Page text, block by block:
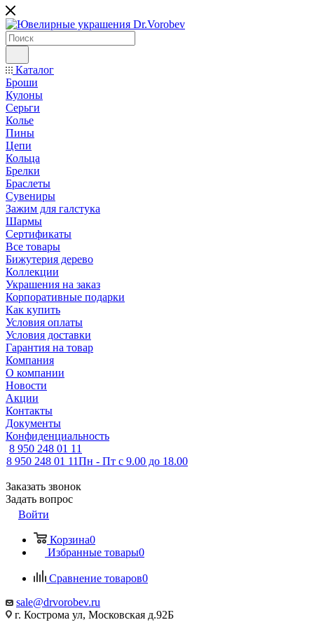
Каталог
Броши
Кулоны
Серьги
Колье
Пины
Цепи
Кольца
Брелки
Браслеты
Сувениры
Зажим для галстука
Шармы
Сертификаты
Все товары
Бижутерия дерево
Коллекции
Украшения на заказ
Корпоративные подарки
Как купить
Условия оплаты
Условия доставки
Гарантия на товар
Компания
О компании
Новости
Акции
Контакты
Документы
Конфиденциальность
8 950 248 01 11
8 950 248 01 11Пн - Пт с 9.00 до 18.00
Заказать звонок
Задать вопрос
Войти
Корзина0
Избранные товары0
Сравнение товаров0
sale@drvorobev.ru
г. Кострома ул, Московская д.92Б